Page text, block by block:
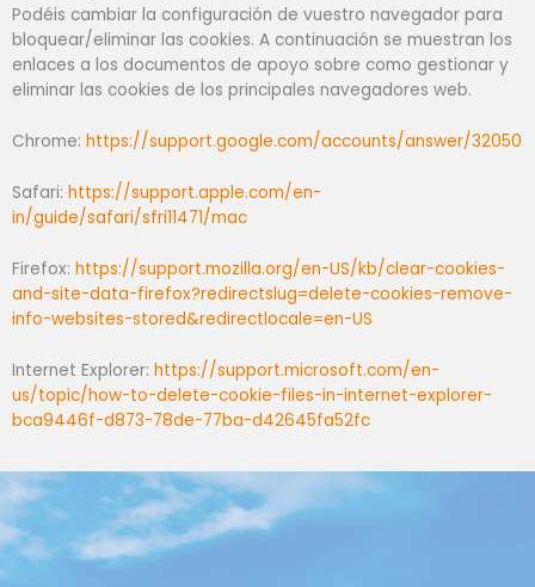
Podéis cambiar la configuración de vuestro navegador para
bloquear/eliminar las cookies. A continuación se muestran los
enlaces a los documentos de apoyo sobre como gestionar y
eliminar las cookies de los principales navegadores web.
Chrome: https://support.google.com/accounts/answer/32050
Safari: https://support.apple.com/en-
in/guide/safari/sfri11471/mac
Firefox: https://support.mozilla.org/en-US/kb/clear-cookies-
and-site-data-firefox?redirectslug=delete-cookies-remove-
info-websites-stored&redirectlocale=en-US
Internet Explorer: https://support.microsoft.com/en-
us/topic/how-to-delete-cookie-files-in-internet-explorer-
bca9446f-d873-78de-77ba-d42645fa52fc